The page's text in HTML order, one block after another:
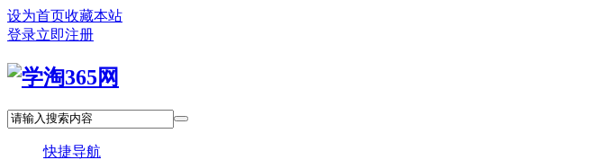
设为首页收藏本站
登录立即注册
快捷导航